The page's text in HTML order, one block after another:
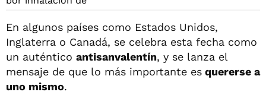
En algunos países como Estados Unidos,
Inglaterra o Canadá, se celebra esta fecha como
un auténtico antisanvalentín, y se lanza el
mensaje de que lo más importante es quererse a
uno mismo.